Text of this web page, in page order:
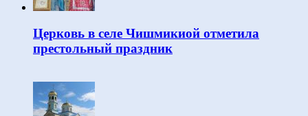
Церковь в селе Чишмикиой отметила
престольный праздник